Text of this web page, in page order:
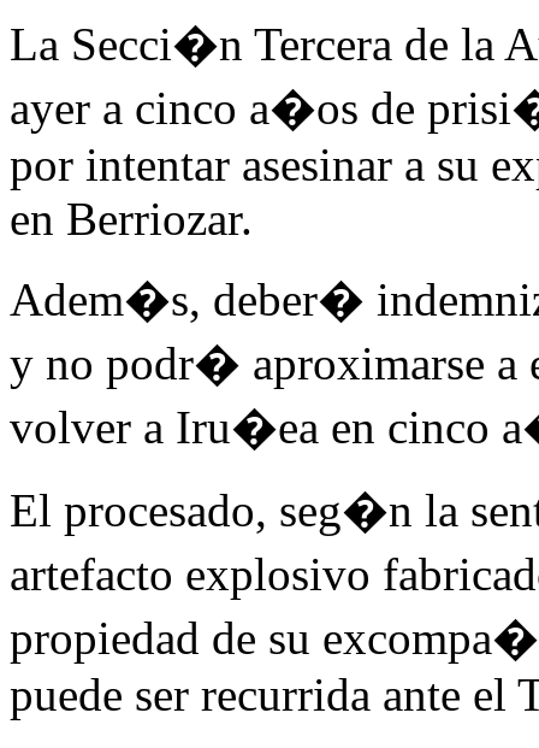
La Secci�n Tercera de la
ayer a cinco a�os de
por intentar asesinar a su
en Berriozar.
Adem�s, deber�
y no podr� aproximarse a
volver a Iru�ea en cinco
El procesado, seg�n la
artefacto explosivo
propiedad de su
puede ser recurrida ante el